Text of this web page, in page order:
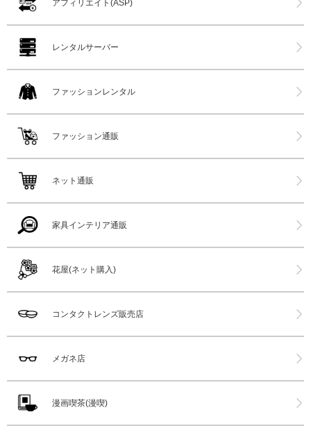
アフィリエイト(ASP)
レンタルサーバー
ファッションレンタル
ファッション通販
ネット通販
家具インテリア通販
花屋(ネット購入)
コンタクトレンズ販売店
メガネ店
漫画喫茶(漫喫)